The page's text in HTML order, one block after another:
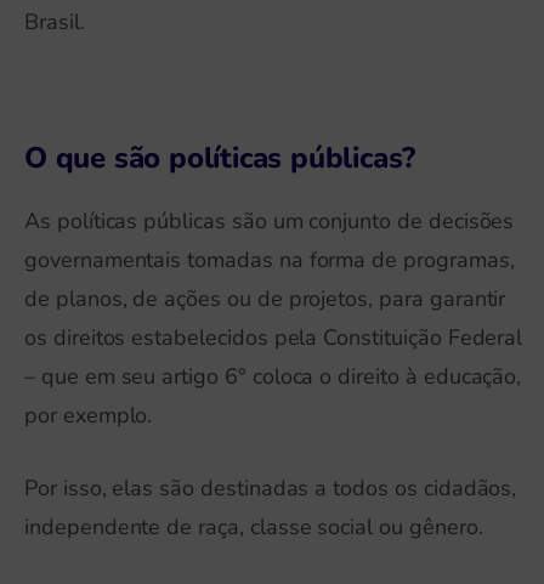
Brasil.
O que são políticas públicas?
As políticas públicas são um conjunto de decisões
governamentais tomadas na forma de programas,
de planos, de ações ou de projetos, para garantir
os direitos estabelecidos pela Constituição Federal
– que em seu artigo 6° coloca o direito à educação,
por exemplo.
Por isso, elas são destinadas a todos os cidadãos,
independente de raça, classe social ou gênero.